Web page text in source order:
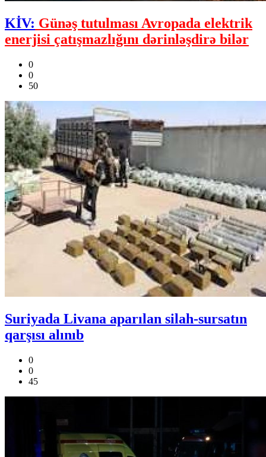
KİV: Günəş tutulması Avropada elektrik
enerjisi çatışmazlığını dərinləşdirə bilər
0
0
50
Suriyada Livana aparılan silah-sursatın
qarşısı alınıb
0
0
45